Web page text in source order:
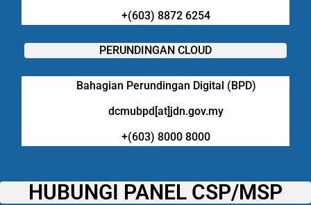
+(603) 8872 6254
PERUNDINGAN CLOUD
Bahagian Perundingan Digital (BPD)
dcmubpd[at]jdn.gov.my
+(603) 8000 8000
HUBUNGI PANEL CSP/MSP